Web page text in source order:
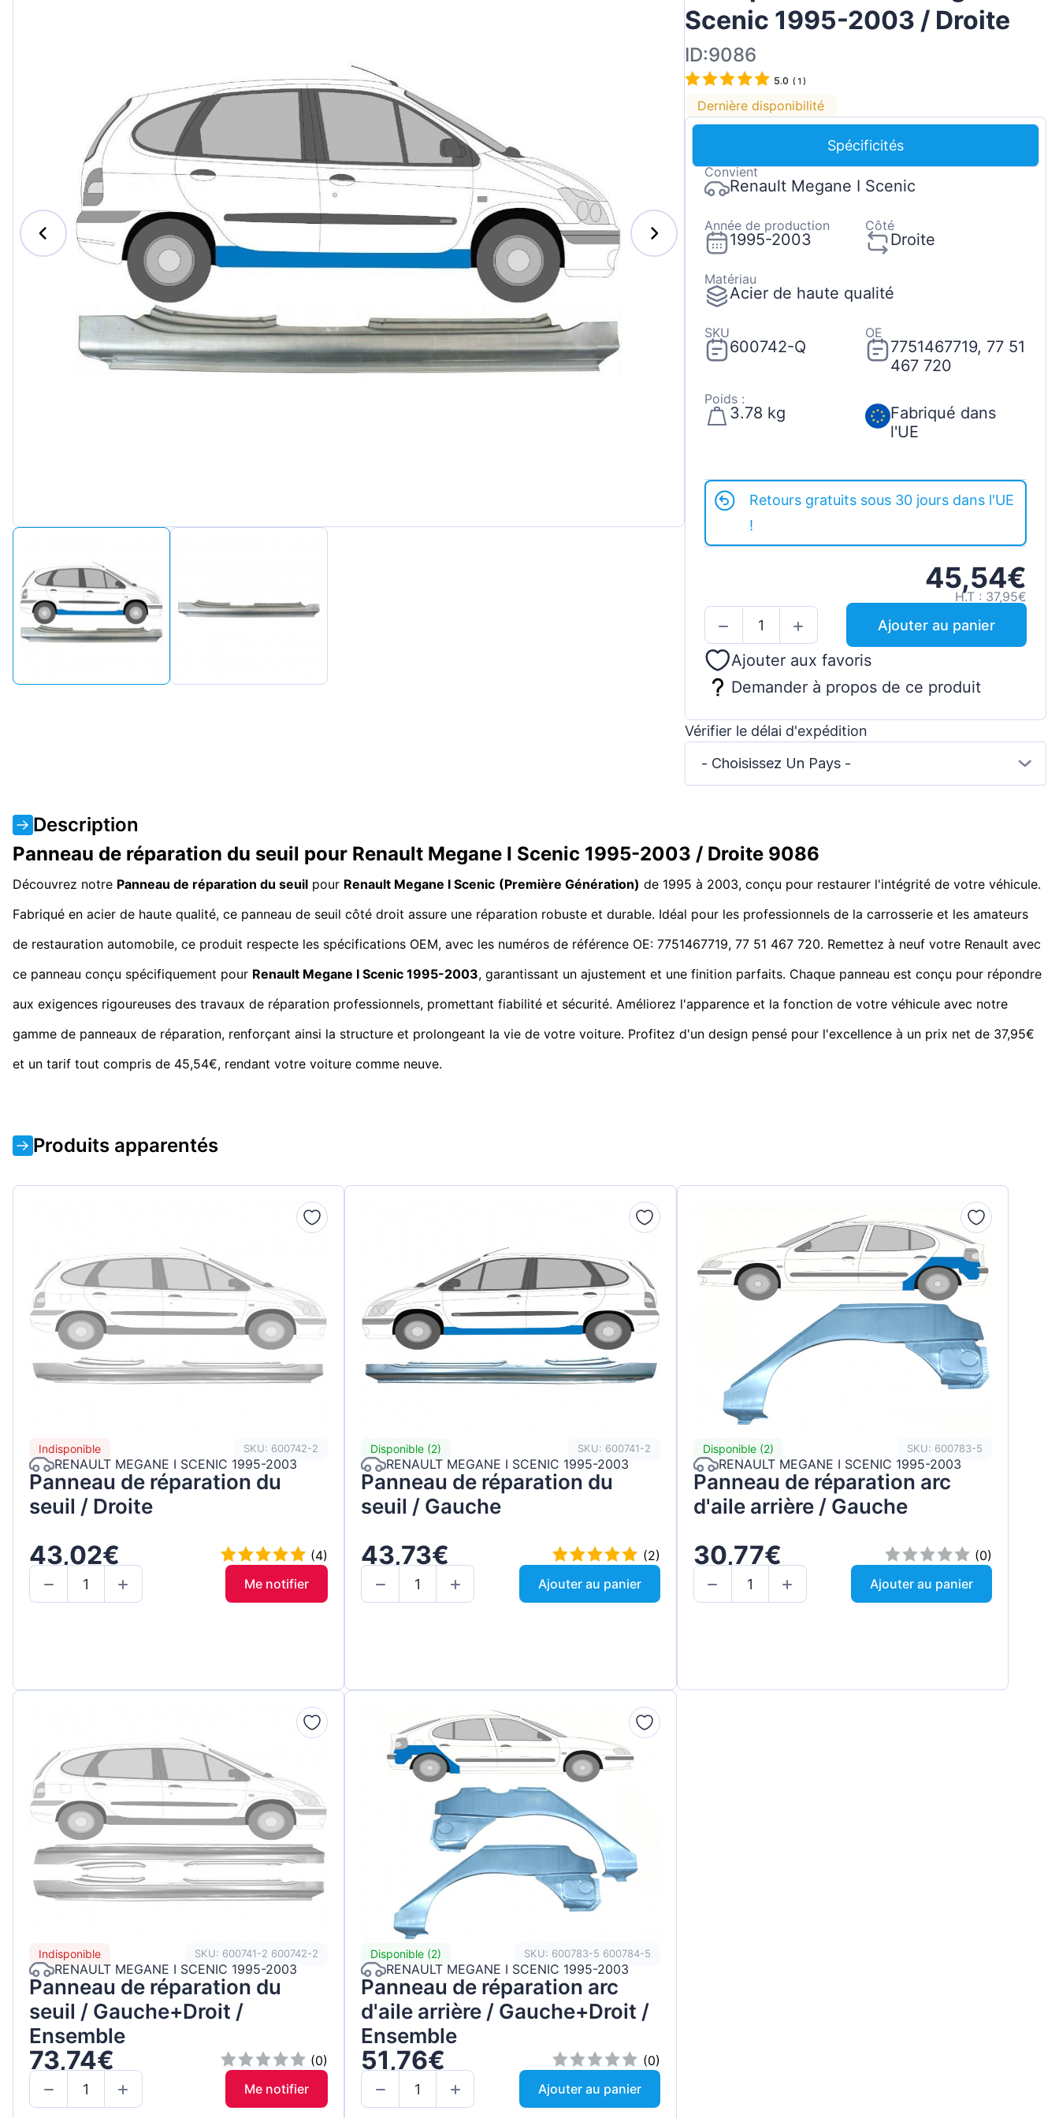
Magyar
Slovenian
Latvian
Hyundai
Iveco
Jeep
Kia
MAN
Mazda
Opel Vauxhall
Peugeot
Tesla
Scenic 1995-2003 / Droite
ID:9086
5.0 ( 1 )
Dernière disponibilité
Spécificités
Convient
Renault Megane I Scenic
Année de production
1995-2003
Côté
Droite
Matériau
Acier de haute qualité
SKU
600742-Q
OE
7751467719, 77 51
467 720
Poids :
3.78 kg
Fabriqué dans
l'UE
Retours gratuits sous 30 jours dans l'UE
!
45,54€
H.T : 37,95€
Ajouter au panier
Ajouter aux favoris
Demander à propos de ce produit
Vérifier le délai d'expédition
- Choisissez Un Pays -
Description
Panneau de réparation du seuil pour Renault Megane I Scenic 1995-2003 / Droite 9086
Découvrez notre Panneau de réparation du seuil pour Renault Megane I Scenic (Première Génération) de 1995 à 2003, conçu pour restaurer l'intégrité de votre véhicule.
Fabriqué en acier de haute qualité, ce panneau de seuil côté droit assure une réparation robuste et durable. Idéal pour les professionnels de la carrosserie et les amateurs
de restauration automobile, ce produit respecte les spécifications OEM, avec les numéros de référence OE: 7751467719, 77 51 467 720. Remettez à neuf votre Renault avec
ce panneau conçu spécifiquement pour Renault Megane I Scenic 1995-2003, garantissant un ajustement et une finition parfaits. Chaque panneau est conçu pour répondre
aux exigences rigoureuses des travaux de réparation professionnels, promettant fiabilité et sécurité. Améliorez l'apparence et la fonction de votre véhicule avec notre
gamme de panneaux de réparation, renforçant ainsi la structure et prolongeant la vie de votre voiture. Profitez d'un design pensé pour l'excellence à un prix net de 37,95€
et un tarif tout compris de 45,54€, rendant votre voiture comme neuve.
Produits apparentés
Indisponible SKU: 600742-2
RENAULT MEGANE I SCENIC 1995-2003
Panneau de réparation du
seuil / Droite
43,02€
(4)
Me notifier
Disponible (2) SKU: 600741-2
RENAULT MEGANE I SCENIC 1995-2003
Panneau de réparation du
seuil / Gauche
43,73€
(2)
Ajouter au panier
Disponible (2) SKU: 600783-5
RENAULT MEGANE I SCENIC 1995-2003
Panneau de réparation arc
d'aile arrière / Gauche
30,77€
(0)
Ajouter au panier
Indisponible SKU: 600741-2 600742-2
RENAULT MEGANE I SCENIC 1995-2003
Panneau de réparation du
seuil / Gauche+Droit /
Ensemble
73,74€
(0)
Me notifier
Disponible (2) SKU: 600783-5 600784-5
RENAULT MEGANE I SCENIC 1995-2003
Panneau de réparation arc
d'aile arrière / Gauche+Droit /
Ensemble
51,76€
(0)
Ajouter au panier